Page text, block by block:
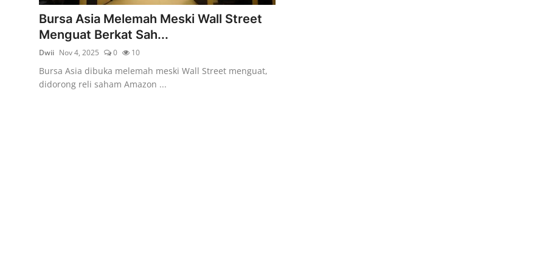
Rekomendasi
Bursa Asia Melemah Meski Wall Street
Menguat Berkat Sah...
Dwii Nov 4, 2025 0 10
Bursa Asia dibuka melemah meski Wall Street menguat,
didorong reli saham Amazon ...